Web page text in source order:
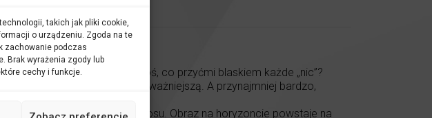
takich jak pliki cookie,
o urządzeniu. Zgoda na te
zachowanie podczas
Brak wyrażenia zgody lub
cechy i funkcje.
Do zobaczenia 13 lutego!
coś! A co, jeśli istnieje coś, co przyćmi blaskiem każde „nic”?
pytanie o rzecz w życiu najważniejszą. A przynajmniej bardzo,
perkusyjnych i głosu. Obraz na horyzoncie powstaje na